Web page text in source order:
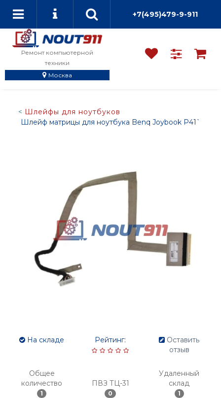
+7(495)479-9-911
Ремонт компьютерной
техники
Москва
Шлейфы для ноутбуков
Шлейф матрицы для ноутбука Benq Joybook P41`
На складе
Общее
количество
1
Рейтинг:
ПВЗ ТЦ-31
0
Оставить
отзыв
Удаленный
склад
1